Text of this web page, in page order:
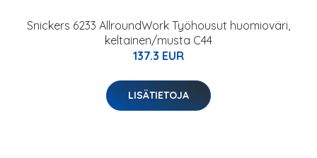
Snickers 6233 AllroundWork Työhousut huomioväri,
keltainen/musta C44
137.3 EUR
LISÄTIETOJA